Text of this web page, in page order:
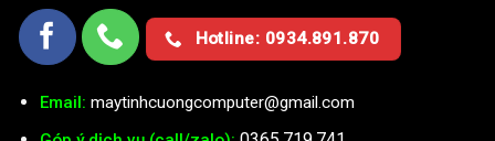
Hotline: 0934.891.870
Email: maytinhcuongcomputer@gmail.com